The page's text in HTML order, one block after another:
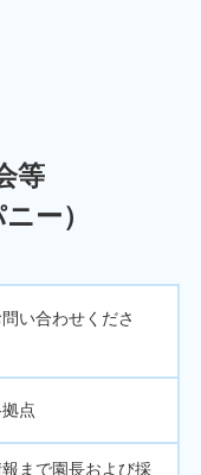
等
ー）
い合わせくださ
点
まで園長および採